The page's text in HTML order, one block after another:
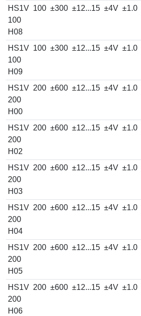
HS1V
100
H08
100 ±300 ±12...15 ±4V ±1.0
HS1V
100
H09
100 ±300 ±12...15 ±4V ±1.0
HS1V
200
H00
200 ±600 ±12...15 ±4V ±1.0
HS1V
200
H02
200 ±600 ±12...15 ±4V ±1.0
HS1V
200
H03
200 ±600 ±12...15 ±4V ±1.0
HS1V
200
H04
200 ±600 ±12...15 ±4V ±1.0
HS1V
200
H05
200 ±600 ±12...15 ±4V ±1.0
HS1V
200
H06
200 ±600 ±12...15 ±4V ±1.0